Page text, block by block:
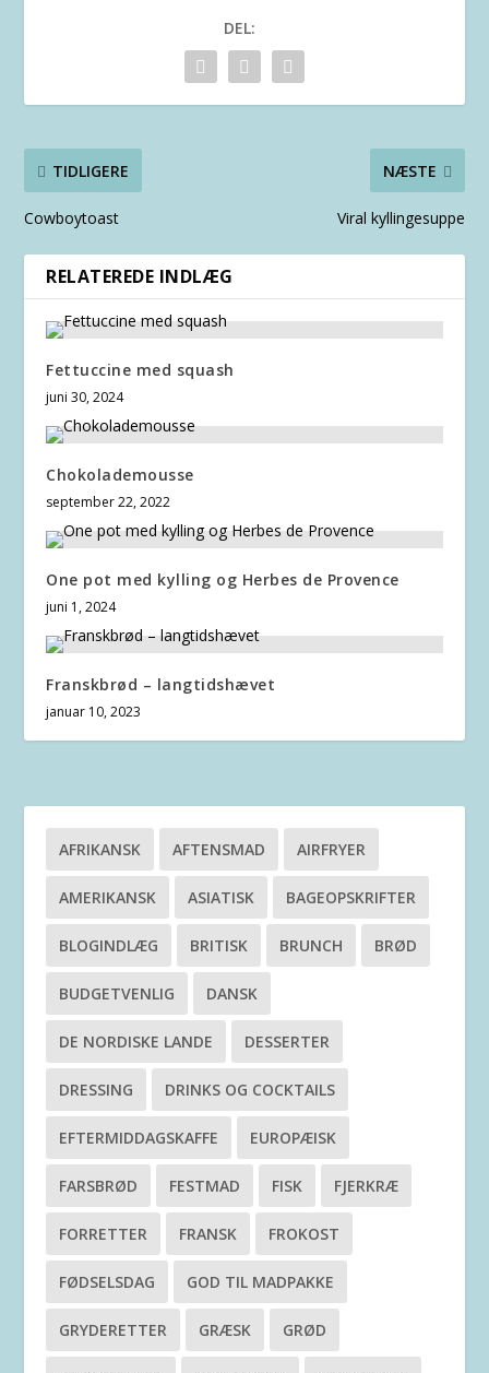
DEL:
TIDLIGERE
Cowboytoast
NÆSTE
Viral kyllingesuppe
RELATEREDE INDLÆG
Fettuccine med squash
juni 30, 2024
Chokolademousse
september 22, 2022
One pot med kylling og Herbes de Provence
juni 1, 2024
Franskbrød – langtidshævet
januar 10, 2023
AFRIKANSK AFTENSMAD AIRFRYER
AMERIKANSK ASIATISK BAGEOPSKRIFTER
BLOGINDLÆG BRITISK BRUNCH BRØD
BUDGETVENLIG DANSK
DE NORDISKE LANDE DESSERTER
DRESSING DRINKS OG COCKTAILS
EFTERMIDDAGSKAFFE EUROPÆISK
FARSBRØD FESTMAD FISK FJERKRÆ
FORRETTER FRANSK FROKOST
FØDSELSDAG GOD TIL MADPAKKE
GRYDERETTER GRÆSK GRØD